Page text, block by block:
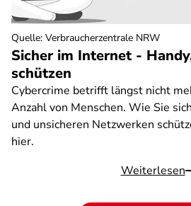
Sicher im Internet -
schützen
Cybercrime betrifft längst nicht
Anzahl von Menschen. Wie Sie
und unsicheren Netzwerken
hier.
Weiterlesen
Quelle: Verbraucherzentrale NRW